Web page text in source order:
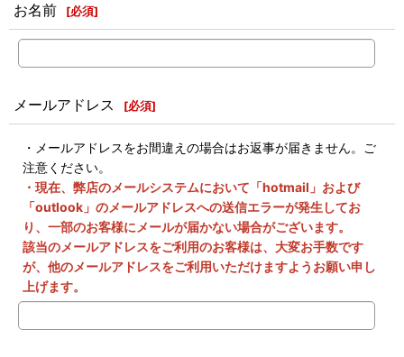
お名前 [必須]
メールアドレス [必須]
・メールアドレスをお間違えの場合はお返事が届きません。ご
注意ください。
・現在、弊店のメールシステムにおいて「hotmail」および
「outlook」のメールアドレスへの送信エラーが発生してお
り、一部のお客様にメールが届かない場合がございます。
該当のメールアドレスをご利用のお客様は、大変お手数です
が、他のメールアドレスをご利用いただけますようお願い申し
上げます。